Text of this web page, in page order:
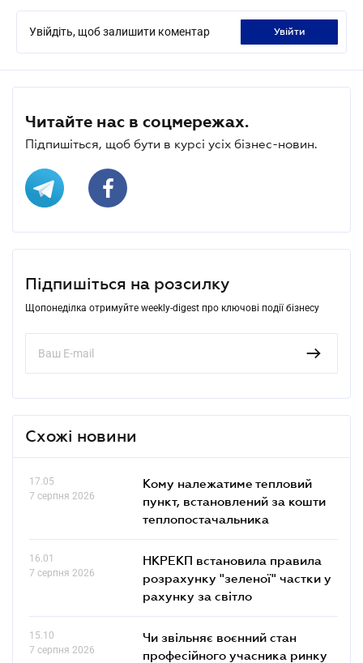
Увійдіть, щоб залишити коментар увійти
Читайте нас в соцмережах.
Підпишіться, щоб бути в курсі усіх бізнес-новин.
Підпишіться на розсилку
Щопонеділка отримуйте weekly-digest про ключові події бізнесу
Схожі новини
17.05
7 серпня 2026
Кому належатиме тепловий
пункт, встановлений за кошти
теплопостачальника
16.01
7 серпня 2026
НКРЕКП встановила правила
розрахунку "зеленої" частки у
рахунку за світло
15.10
7 серпня 2026
Чи звільняє воєнний стан
професійного учасника ринку